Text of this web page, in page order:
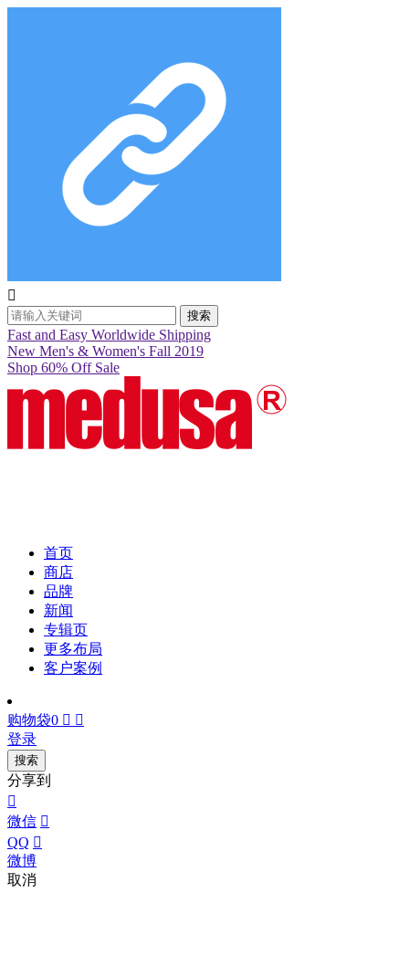

搜索
Fast and Easy Worldwide Shipping
New Men's & Women's Fall 2019
Shop 60% Off Sale
首页
商店
品牌
新闻
专辑页
更多布局
客户案例
购物袋0  
登录
搜索
分享到

微信 
QQ 
微博
取消